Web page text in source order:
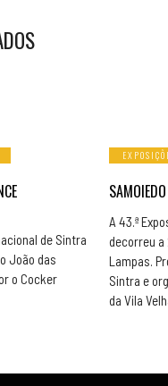
de Sintra
João das
o Cocker
A 43.ª
decorreu a
Lampas.
Sintra e
da Vila